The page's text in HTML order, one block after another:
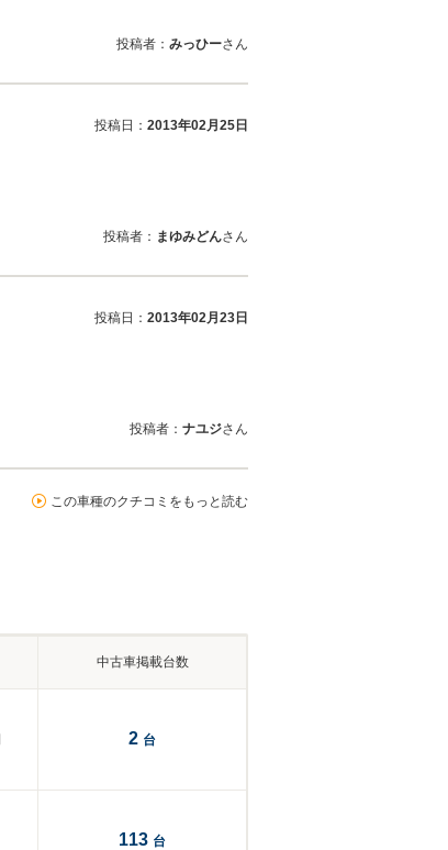
投稿者： みっひーさん
投稿日： 2013年02月25日
投稿者： まゆみどんさん
投稿日： 2013年02月23日
投稿者： ナユジさん
この車種のクチコミをもっと読む
中古車掲載台数
2 台
113 台